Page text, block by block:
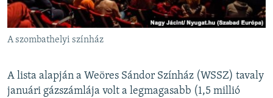
A szombathelyi színház
A lista alapján a Weöres Sándor Színház (WSSZ) tavaly
januári gázszámlája volt a legmagasabb (1,5 millió